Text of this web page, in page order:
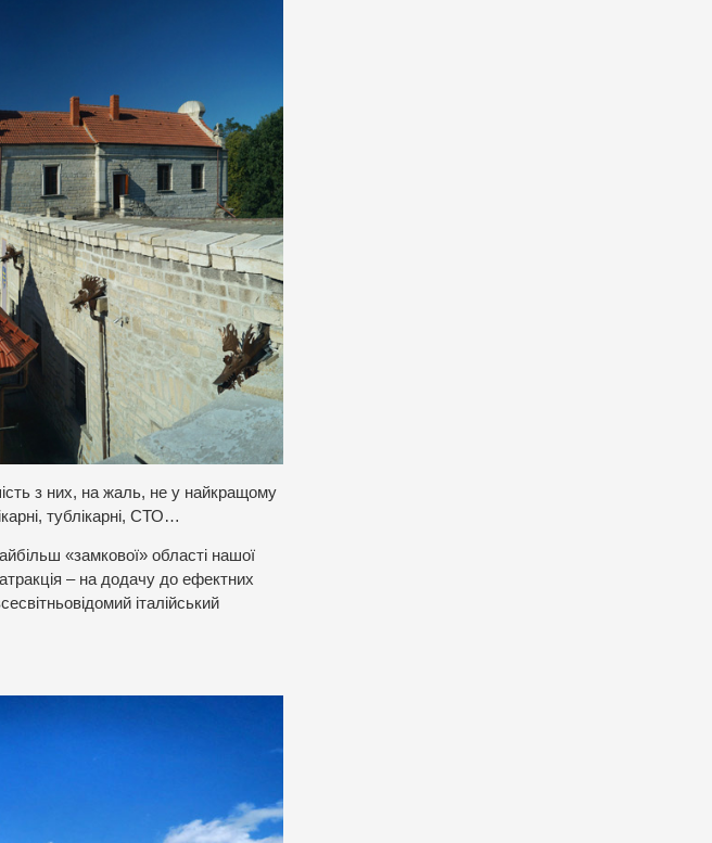
з них, на жаль, не у найкращому
тублікарні, СТО…
«замкової» області нашої
– на додачу до ефектних
італійський